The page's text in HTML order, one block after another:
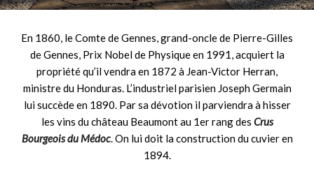
En 1860, le Comte de Gennes, grand-oncle de Pierre-Gilles
de Gennes, Prix Nobel de Physique en 1991, acquiert la
propriété qu’il vendra en 1872 à Jean-Victor Herran,
ministre du Honduras. L’industriel parisien Joseph Germain
lui succède en 1890. Par sa dévotion il parviendra à hisser
les vins du château Beaumont au 1er rang des Crus
Bourgeois du Médoc. On lui doit la construction du cuvier en
1894.